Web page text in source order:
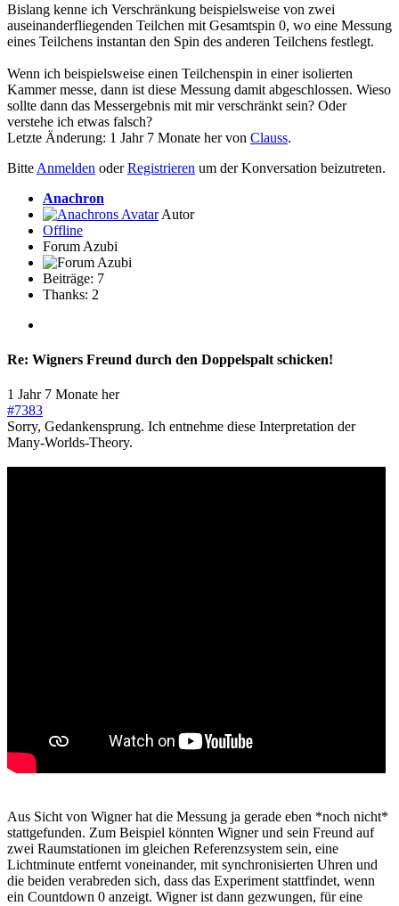
Bislang kenne ich Verschränkung beispielsweise von zwei
auseinanderfliegenden Teilchen mit Gesamtspin 0, wo eine Messung
eines Teilchens instantan den Spin des anderen Teilchens festlegt.
Wenn ich beispielsweise einen Teilchenspin in einer isolierten
Kammer messe, dann ist diese Messung damit abgeschlossen. Wieso
sollte dann das Messergebnis mit mir verschränkt sein? Oder
verstehe ich etwas falsch?
Letzte Änderung: 1 Jahr 7 Monate her von Clauss.
Bitte Anmelden oderRegistrieren um der Konversation beizutreten.
Anachron
Autor
Offline
Forum Azubi
Beiträge: 7
Thanks: 2
Re: Wigners Freund durch den Doppelspalt schicken!
1 Jahr 7 Monate her
#7383
Sorry, Gedankensprung. Ich entnehme diese Interpretation der
Many-Worlds-Theory.
Aus Sicht von Wigner hat die Messung ja gerade eben *noch nicht*
stattgefunden. Zum Beispiel könnten Wigner und sein Freund auf
zwei Raumstationen im gleichen Referenzsystem sein, eine
Lichtminute entfernt voneinander, mit synchronisierten Uhren und
die beiden verabreden sich, dass das Experiment stattfindet, wenn
ein Countdown 0 anzeigt. Wigner ist dann gezwungen, für eine